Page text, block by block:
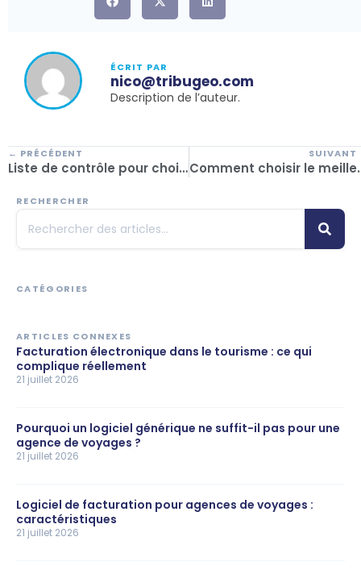
ÉCRIT PAR
nico@tribugeo.com
Description de l’auteur.
← PRÉCÉDENT
Liste de contrôle pour choisir le meilleur gestionnaire de voyages d’affaires et professionnaliser votre activité Comment choisir le
RECHERCHER
CATÉGORIES
ARTICLES CONNEXES
Facturation électronique dans le tourisme : ce qui
complique réellement
21 juillet 2026
Pourquoi un logiciel générique ne suffit-il pas pour une
agence de voyages ?
21 juillet 2026
Logiciel de facturation pour agences de voyages :
caractéristiques
21 juillet 2026